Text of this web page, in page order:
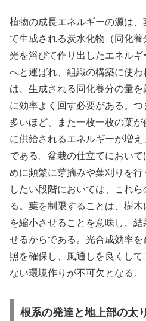
植物の成長エネルギーの源は
て生成される炭水化物（同化
光を浴びて作り出したエネル
へと運ばれ、組織の構築に使
は、生成される同化養分の量
に効率よく回す必要がある。
多いほど、また一枚一枚の葉
に供給されるエネルギーが増
である。盆栽の仕立てにおい
めに頻繁に芽摘みや葉刈りを行
したい段階においては、これ
る。葉を制限することは、樹
を縮小させることを意味し、
せるからである。光合成効率を
照を確保し、風通しを良くし
ない環境作りが不可欠となる。
根系の発達と地上部の太